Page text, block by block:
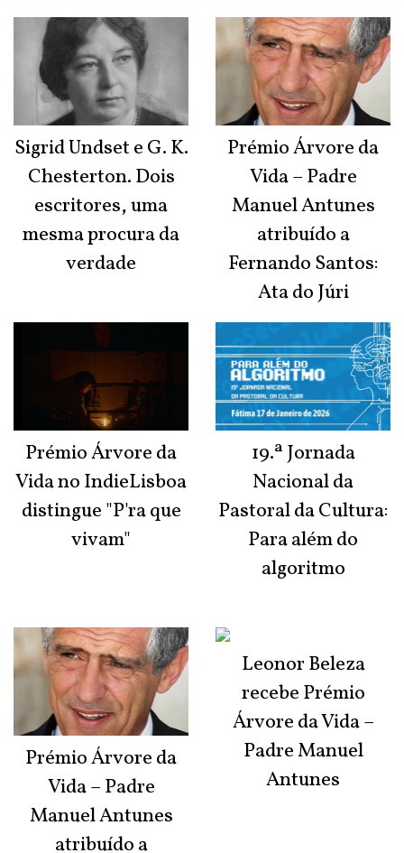
Sigrid Undset e G. K.
Chesterton. Dois
escritores, uma
mesma procura da
verdade
Prémio Árvore da
Vida no IndieLisboa
distingue "P'ra que
vivam"
Prémio Árvore da
Vida – Padre
Manuel Antunes
atribuído a
Prémio Árvore da
Vida – Padre
Manuel Antunes
atribuído a
Fernando Santos:
Ata do Júri
19.ª Jornada
Nacional da
Pastoral da Cultura:
Para além do
algoritmo
Leonor Beleza
recebe Prémio
Árvore da Vida –
Padre Manuel
Antunes